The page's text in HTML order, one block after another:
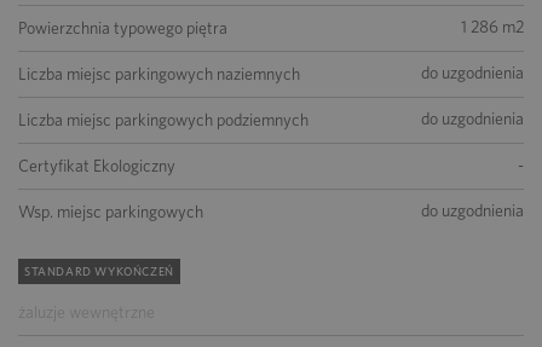
Powierzchnia typowego piętra 1 286 m2
Liczba miejsc parkingowych naziemnych do uzgodnienia
Liczba miejsc parkingowych podziemnych do uzgodnienia
Certyfikat Ekologiczny -
Wsp. miejsc parkingowych do uzgodnienia
STANDARD WYKOŃCZEŃ
żaluzje wewnętrzne